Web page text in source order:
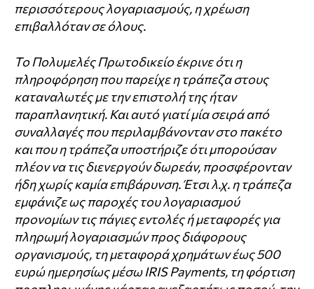
περισσότερους λογαριασμούς, η χρέωση
επιβαλλόταν σε όλους.
Το Πολυμελές Πρωτοδικείο έκρινε ότι η
πληροφόρηση που παρείχε η τράπεζα στους
καταναλωτές με την επιστολή της ήταν
παραπλανητική. Και αυτό γιατί μία σειρά από
συναλλαγές που περιλαμβάνονταν στο πακέτο
και που η τράπεζα υποστήριζε ότι μπορούσαν
πλέον να τις διενεργούν δωρεάν, προσφέρονταν
ήδη χωρίς καμία επιβάρυνση. Έτσι λ.χ. η τράπεζα
εμφάνιζε ως παροχές του λογαριασμού
προνομίων τις πάγιες εντολές ή μεταφορές για
πληρωμή λογαριασμών προς διάφορους
οργανισμούς, τη μεταφορά χρημάτων έως 500
ευρώ ημερησίως μέσω IRIS Payments, τη φόρτιση